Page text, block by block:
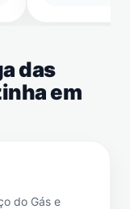
das
em
do Gás e